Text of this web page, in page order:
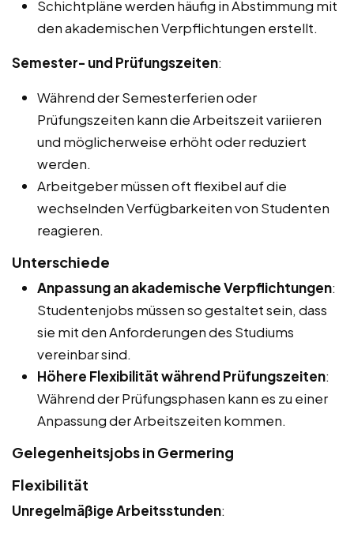
Schichtpläne werden häufig in Abstimmung mit
den akademischen Verpflichtungen erstellt.
Semester- und Prüfungszeiten:
Während der Semesterferien oder
Prüfungszeiten kann die Arbeitszeit variieren
und möglicherweise erhöht oder reduziert
werden.
Arbeitgeber müssen oft flexibel auf die
wechselnden Verfügbarkeiten von Studenten
reagieren.
Unterschiede
Anpassung an akademische Verpflichtungen:
Studentenjobs müssen so gestaltet sein, dass
sie mit den Anforderungen des Studiums
vereinbar sind.
Höhere Flexibilität während Prüfungszeiten:
Während der Prüfungsphasen kann es zu einer
Anpassung der Arbeitszeiten kommen.
Gelegenheitsjobs in Germering
Flexibilität
Unregelmäßige Arbeitsstunden: